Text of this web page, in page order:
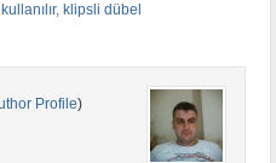
, klipsli dübel
Profile)